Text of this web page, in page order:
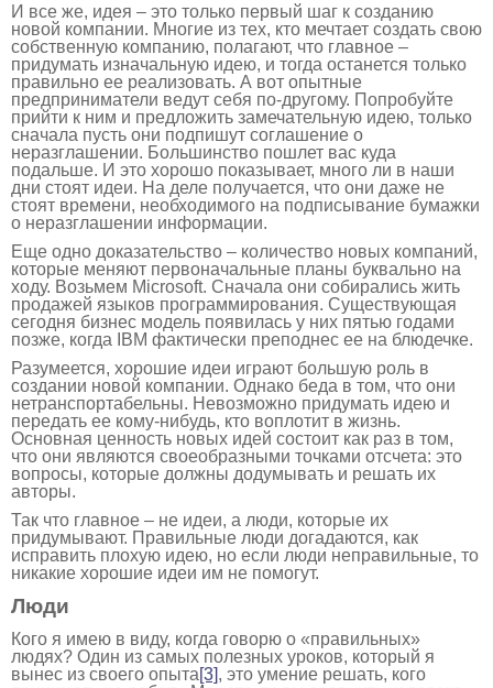
И все же, идея – это только первый шаг к созданию
новой компании. Многие из тех, кто мечтает создать свою
собственную компанию, полагают, что главное –
придумать изначальную идею, и тогда останется только
правильно ее реализовать. А вот опытные
предприниматели ведут себя по-другому. Попробуйте
прийти к ним и предложить замечательную идею, только
сначала пусть они подпишут соглашение о
неразглашении. Большинство пошлет вас куда
подальше. И это хорошо показывает, много ли в наши
дни стоят идеи. На деле получается, что они даже не
стоят времени, необходимого на подписывание бумажки
о неразглашении информации.
Еще одно доказательство – количество новых компаний,
которые меняют первоначальные планы буквально на
ходу. Возьмем Microsoft. Сначала они собирались жить
продажей языков программирования. Существующая
сегодня бизнес модель появилась у них пятью годами
позже, когда IBM фактически преподнес ее на блюдечке.
Разумеется, хорошие идеи играют большую роль в
создании новой компании. Однако беда в том, что они
нетранспортабельны. Невозможно придумать идею и
передать ее кому-нибудь, кто воплотит в жизнь.
Основная ценность новых идей состоит как раз в том,
что они являются своеобразными точками отсчета: это
вопросы, которые должны додумывать и решать их
авторы.
Так что главное – не идеи, а люди, которые их
придумывают. Правильные люди догадаются, как
исправить плохую идею, но если люди неправильные, то
никакие хорошие идеи им не помогут.
Люди
Кого я имею в виду, когда говорю о «правильных»
людях? Один из самых полезных уроков, который я
вынес из своего опыта[3], это умение решать, кого